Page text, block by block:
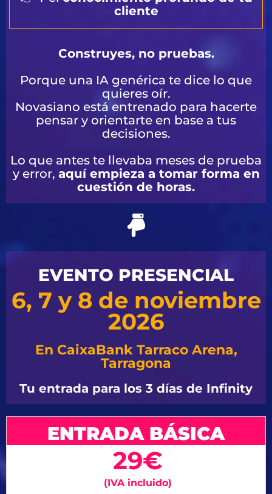
cliente
Construyes, no pruebas.
Porque una IA genérica te dice lo que
quieres oír.
Novasiano está entrenado para hacerte
pensar y orientarte en base a tus
decisiones.
Lo que antes te llevaba meses de prueba
y error, aquí empieza a tomar forma en
cuestión de horas.
EVENTO PRESENCIAL
6, 7 y 8 de noviembre
2026
En CaixaBank Tarraco Arena,
Tarragona
Tu entrada para los 3 días de Infinity
ENTRADA BÁSICA
29€
(IVA incluido)